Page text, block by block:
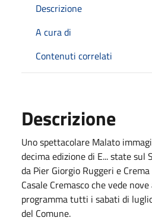
Descrizione
A cura di
Contenuti correlati
Descrizione
Uno spettacolare Malato
decima edizione di E... state sul
da Pier Giorgio Ruggeri e
Casale Cremasco che vede
programma tutti i sabati di
del Comune.